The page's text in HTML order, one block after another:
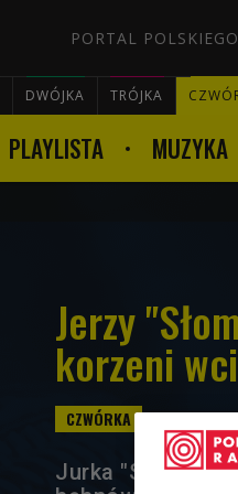
PORTAL
DWÓJKA TRÓJKA
PLAYLISTA MUZYKA
Jerzy
korzeni
Jurka "Słomę"